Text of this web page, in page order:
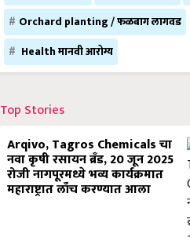
Orchard planting / फळबाग लागवड
Health मानवी आरोग्य
Top Stories
Arqivo, Tagros Chemicals चा
नवा कृषी रसायन ब्रँड, 20 जून 2025
रोजी नागपूरमध्ये भव्य कार्यक्रमात
महाराष्ट्रात लाँच करण्यात आला